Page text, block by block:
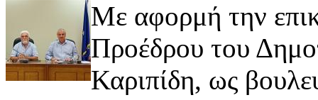
Με αφορμή την
Προέδρου του
Καριπίδη, ως